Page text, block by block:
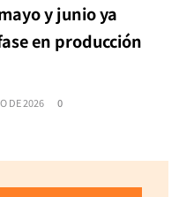
y junio ya
en producción
DE 2026 0